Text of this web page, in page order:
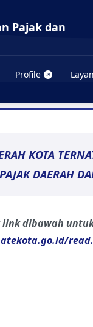
Profile
KOTA
PAJAK DAERAH
link dibawah